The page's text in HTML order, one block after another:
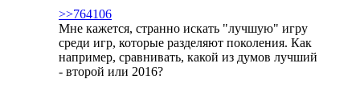
>>764106
Мне кажется, странно искать "лучшую" игру
среди игр, которые разделяют поколения. Как
например, сравнивать, какой из думов лучший
- второй или 2016?